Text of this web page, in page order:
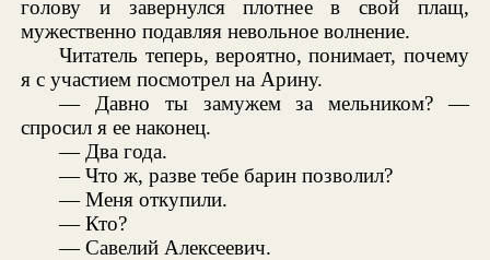
голову и завернулся плотнее в свой плащ,
мужественно подавляя невольное волнение.
Читатель теперь, вероятно, понимает, почему
я с участием посмотрел на Арину.
— Давно ты замужем за мельником? —
спросил я ее наконец.
— Два года.
— Что ж, разве тебе барин позволил?
— Меня откупили.
— Кто?
— Савелий Алексеевич.